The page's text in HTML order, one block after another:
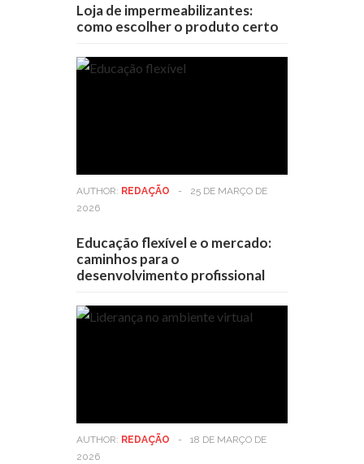
Loja de impermeabilizantes:
como escolher o produto certo
AUTHOR: REDAÇÃO -
25 DE MARÇO DE
2026
Educação flexível e o mercado:
caminhos para o
desenvolvimento profissional
AUTHOR: REDAÇÃO -
18 DE MARÇO DE
2026